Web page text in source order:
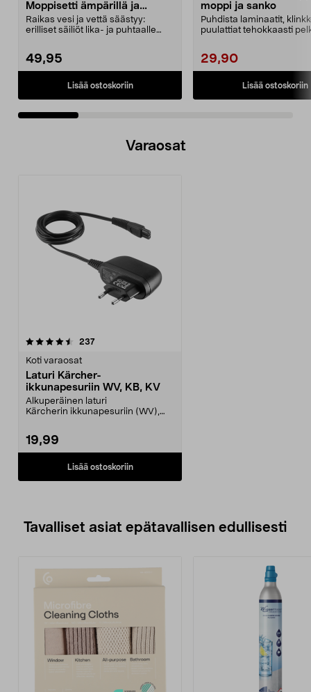
Moppisetti ämpärillä ja
mopilla
Raikas vesi ja vettä säästyy:
erilliset säiliöt lika- ja puhtaalle
49,95
Lisää ostoskoriin
moppi ja sanko
Puhdista laminaatit,
puulattiat tehokkaasti
29,90
Lisää ostoskoriin
Varaosat
237arvostelut
Koti varaosat
Laturi Kärcher-
ikkunapesuriin WV, KB, KV
Alkuperäinen laturi
Kärcherin ikkunapesuriin (WV),
19,99
Lisää ostoskoriin
Tavalliset asiat epätavallisen edullisesti